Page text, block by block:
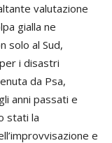
valutazione
gialla ne
solo al Sud,
i disastri
da Psa,
anni passati e
stati la
e